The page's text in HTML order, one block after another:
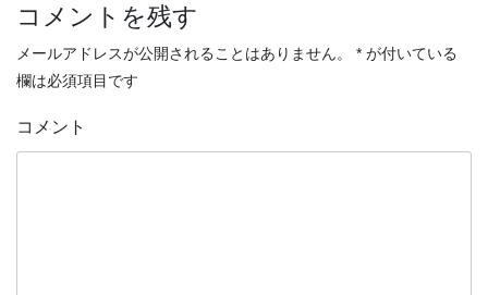
ゲ
ー
シ
ョ
ン
コメントを残す
メールアドレスが公開されることはありません。 * が付いている
欄は必須項目です
コメント